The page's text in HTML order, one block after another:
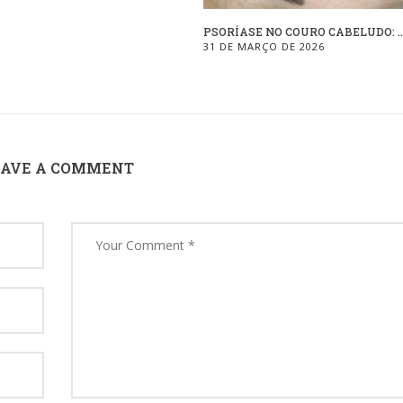
PSORÍASE NO COURO CABELUDO:
31 DE MARÇO DE 2026
A COMMENT